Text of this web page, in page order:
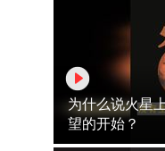
为什么说火星
望的开始？